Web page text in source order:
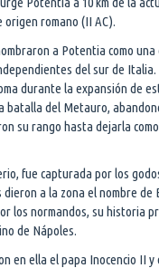
origen romano (II AC).
a Potentia como
del sur de Italia.
durante la expansión de
batalla del Metauro,
su rango hasta dejarla
fue capturada por los
a la zona el nombre de
los normandos, su historia
de Nápoles.
en ella el papa Inocencio II